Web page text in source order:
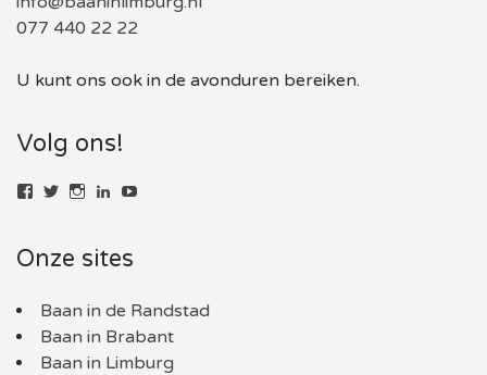
077 440 22 22
U kunt ons ook in de avonduren bereiken.
Volg ons!
Bekijk
baaninlimburg.nl
Bekijk
BaaninLimburgNL
Bekijk
baaninlimburg.nl
LinkedIn
Onze sites
Baan in de Randstad
Baan in Brabant
Baan in Limburg